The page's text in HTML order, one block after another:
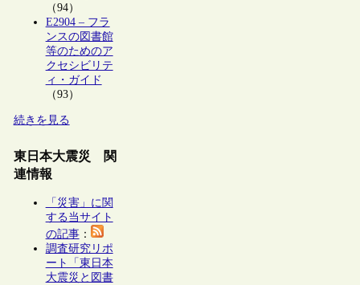
（94）
E2904 – フラ
ンスの図書館
等のためのア
クセシビリテ
ィ・ガイド
（93）
続きを見る
東日本大震災 関
連情報
「災害」に関
する当サイト
の記事：
調査研究リポ
ート「東日本
大震災と図書